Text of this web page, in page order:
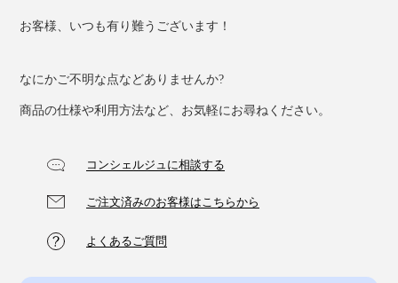
お客様、いつも有り難うございます！
なにかご不明な点などありませんか?
商品の仕様や利用方法など、お気軽にお尋ねください。
コンシェルジュに相談する
ご注文済みのお客様はこちらから
よくあるご質問